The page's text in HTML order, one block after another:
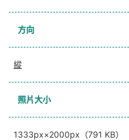
方向
縱
照片大小
1333px×2000px（791 KB）